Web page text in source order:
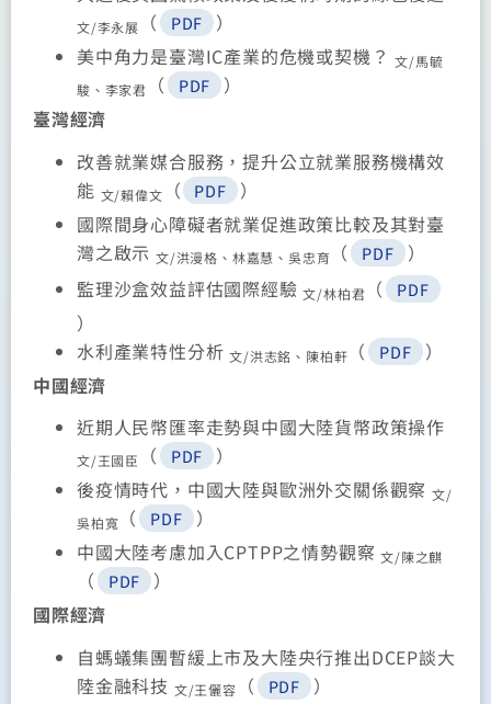
文/李永展 （ PDF
）
美中角力是臺灣IC產業的危機或契機？文/馬毓
駿、李家君
（ PDF
）
臺灣經濟
改善就業媒合服務，提升公立就業服務機構效
能 文/賴偉文 （ PDF
）
國際間身心障礙者就業促進政策比較及其對臺
灣之啟示 文/洪漫格、林嘉慧、吳忠育 （ PDF
）
監理沙盒效益評估國際經驗文/林柏君 （ PDF
）
水利產業特性分析文/洪志銘、陳柏軒 （ PDF
）
中國經濟
近期人民幣匯率走勢與中國大陸貨幣政策操作
文/王國臣 （ PDF
）
後疫情時代，中國大陸與歐洲外交關係觀察 文/
吳柏寬
（ PDF
）
中國大陸考慮加入CPTPP之情勢觀察文/陳之麒
（ PDF
）
國際經濟
自螞蟻集團暫緩上市及大陸央行推出DCEP談大
陸金融科技 文/王儷容 （ PDF
）